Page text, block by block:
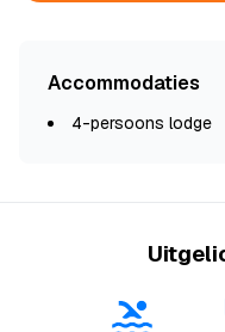
Accommodaties
4-persoons lodge